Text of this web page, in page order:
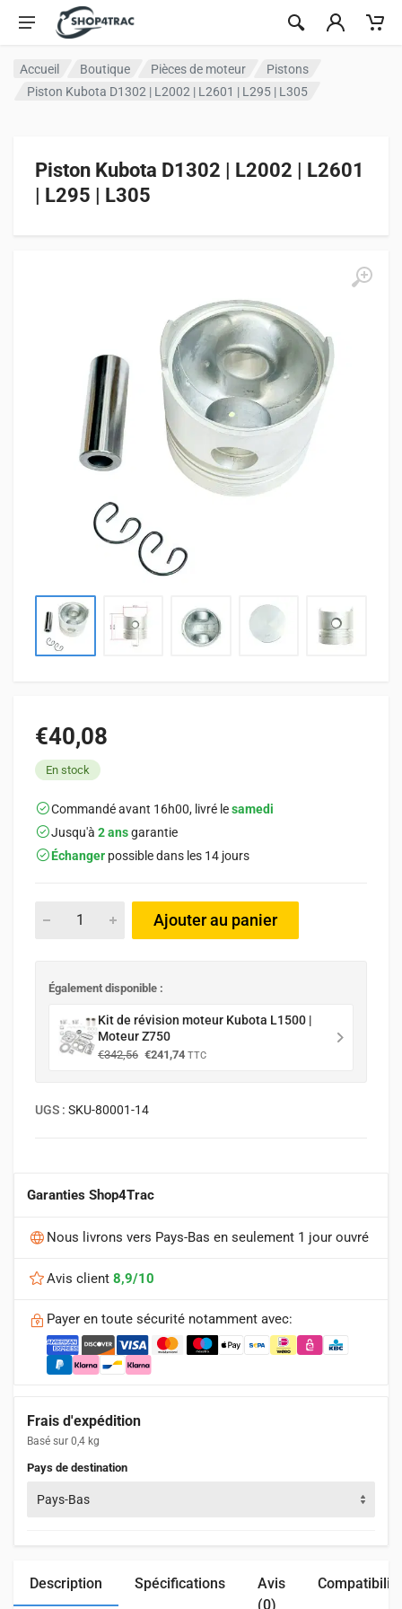
Aller au contenu
Accueil Boutique Pièces de moteur
Pistons
Piston Kubota D1302 | L2002 | L2601 | L295 | L305
Piston Kubota D1302 | L2002 | L2601
| L295 | L305
€40,08
En stock
Commandé avant 16h00, livré lesamedi
Jusqu'à 2 ansgarantie
Échanger possible dans les 14 jours
Ajouter au panier
Également disponible :
Kit de révision moteur Kubota L1500 |
Moteur Z750
€342,56 Le
était :
€241,74Le
TTC
UGS : SKU-80001-14
Garanties Shop4Trac
Nous livrons vers Pays-Bas en seulement 1 jour ouvré
Avis client 8,9/10
Payer en toute sécurité notamment avec:
Frais d'expédition
Basé sur 0,4 kg
Pays de destination
Pays-Bas
Description Spécifications
Avis
(0)
Compatibilité